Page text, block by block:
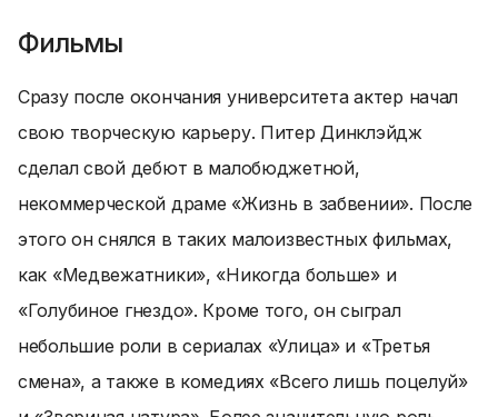
Фильмы
Сразу после окончания университета актер начал
свою творческую карьеру. Питер Динклэйдж
сделал свой дебют в малобюджетной,
некоммерческой драме «Жизнь в забвении». После
этого он снялся в таких малоизвестных фильмах,
как «Медвежатники», «Никогда больше» и
«Голубиное гнездо». Кроме того, он сыграл
небольшие роли в сериалах «Улица» и «Третья
смена», а также в комедиях «Всего лишь поцелуй»